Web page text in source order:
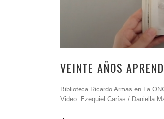
VEINTE AÑOS
Biblioteca Ricardo Armas en La
Video: Ezequiel Carías / Daniella